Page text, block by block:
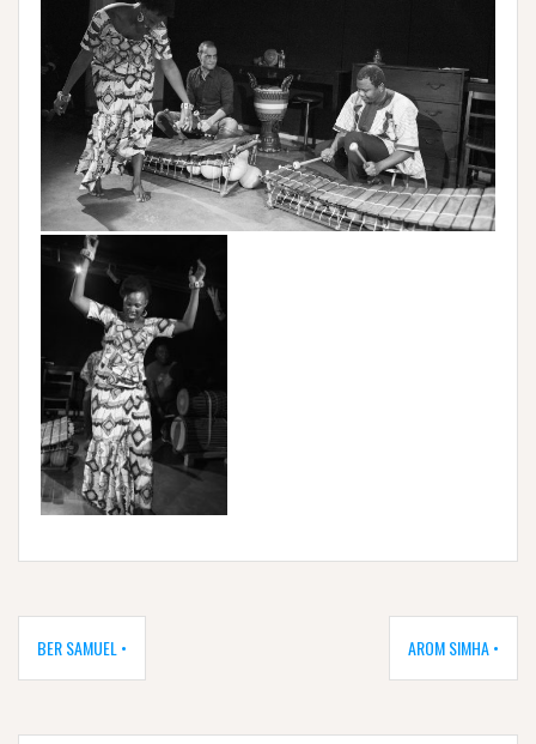
Navigation
l’article
BER SAMUEL • AROM SIMHA •